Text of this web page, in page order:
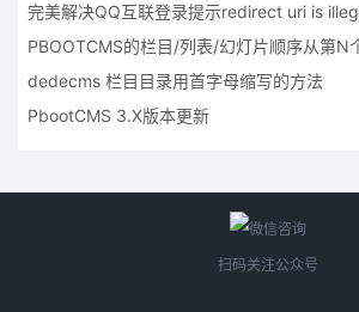
完美解决QQ互联登录提示redirect uri is
PBOOTCMS的栏目/列表/幻灯片顺序从第N
dedecms 栏目目录用首字母缩写的方法
PbootCMS 3.X版本更新
扫码关注公众号